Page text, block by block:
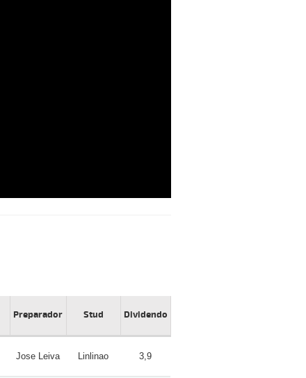
Preparador Stud Dividendo
Jose Leiva Linlinao 3,9